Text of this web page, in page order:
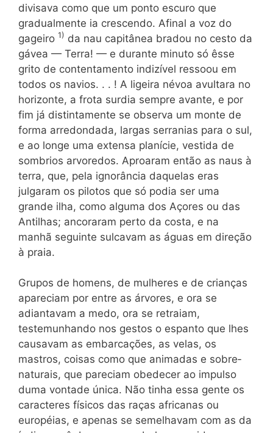
divisava como que um ponto escuro que
gradualmente ia crescendo. Afinal a voz do
gageiro 1) da nau capitânea bradou no cesto da
gávea — Terra! — e durante minuto só êsse
grito de contentamento indizível ressoou em
todos os navios. . . ! A ligeira névoa avultara no
horizonte, a frota surdia sempre avante, e por
fim já distintamente se observa um monte de
forma arredondada, largas serranias para o sul,
e ao longe uma extensa planície, vestida de
sombrios arvoredos. Aproaram então as naus à
terra, que, pela ignorância daquelas eras
julgaram os pilotos que só podia ser uma
grande ilha, como alguma dos Açores ou das
Antilhas; ancoraram perto da costa, e na
manhã seguinte sulcavam as águas em direção
à praia.
Grupos de homens, de mulheres e de crianças
apareciam por entre as árvores, e ora se
adiantavam a medo, ora se retraiam,
testemunhando nos gestos o espanto que lhes
causavam as embar­cações, as velas, os
mastros, coisas como que animadas e sobre­
naturais, que pareciam obedecer ao impulso
duma vontade única. Não tinha essa gente os
caracteres físicos das raças africanas ou
européias, e apenas se semelhavam com as da